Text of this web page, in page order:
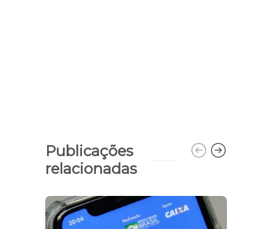
Publicações
relacionadas